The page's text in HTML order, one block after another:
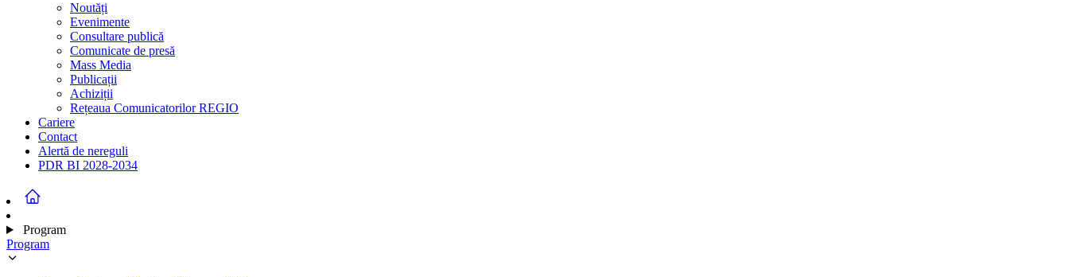
Noutăți
Evenimente
Consultare publică
Comunicate de presă
Mass Media
Publicații
Achiziții
Rețeaua Comunicatorilor REGIO
Cariere
Contact
Alertă de nereguli
PDR BI 2028-2034
Program
Program